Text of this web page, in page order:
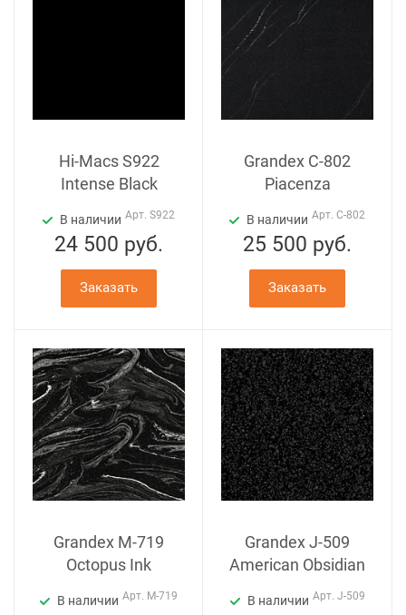
Hi-Macs S922
Intense Black
В наличии Арт. S922
24 500 руб.
Заказать
Grandex C-802
Piacenza
В наличии Арт. C-802
25 500 руб.
Заказать
Grandex M-719
Octopus Ink
В наличии Арт. M-719
Grandex J-509
American Obsidian
В наличии Арт. J-509